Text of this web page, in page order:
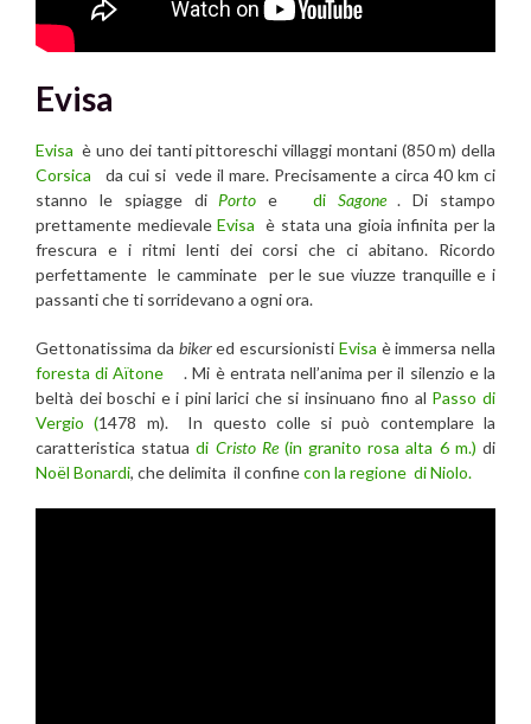
Evisa
Evisa è uno dei tanti pittoreschi villaggi montani (850 m) della
Corsica da cui si vede il mare. Precisamente a circa 40 km ci
stanno le spiagge di Porto e di Sagone. Di stampo
prettamente medievale Evisa è stata una gioia infinita per la
frescura e i ritmi lenti dei corsi che ci abitano. Ricordo
perfettamente le camminate per le sue viuzze tranquille e i
passanti che ti sorridevano a ogni ora.
Gettonatissima da bikered escursionisti Evisa è immersa nella
foresta di Aïtone
. Mi è entrata nell’anima per il silenzio e la
beltà dei boschi e i pini larici che si insinuano fino al Passo di
Vergio (1478 m). In questo colle si può contemplare la
caratteristica statuadi Cristo Re(in granito rosa alta 6 m.) di
Noël Bonardi, che delimita il confinecon la regione di Niolo.